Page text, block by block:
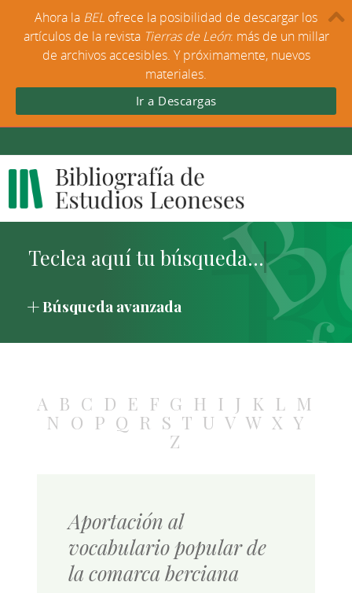
Búsqueda avanzada
A B C D E F G H I J K L M
N O P Q R S T U V W X Y
Z
Aportación al
vocabulario popular de
la comarca berciana
Ahora la BEL ofrece la posibilidad de descargar los
artículos de la revista Tierras de León: más de un millar
de archivos accesibles. Y próximamente, nuevos
materiales.
Ir a Descargas